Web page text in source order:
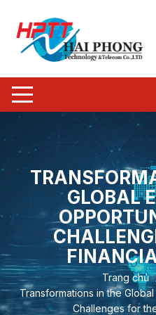
dung
GLOBAL
Trang chủ
Transformations in the
Challenges for